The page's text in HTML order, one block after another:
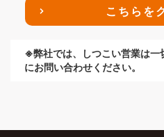
こちらを
※弊社では、しつこい営業は一
にお問い合わせください。